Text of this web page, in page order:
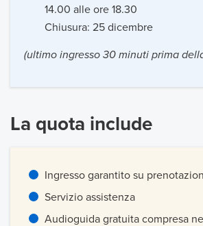
14.00 alle ore 18.30
Chiusura: 25 dicembre
(ultimo ingresso 30 minuti prima
La quota include
Ingresso garantito su
Servizio assistenza
Audioguida gratuita compresa